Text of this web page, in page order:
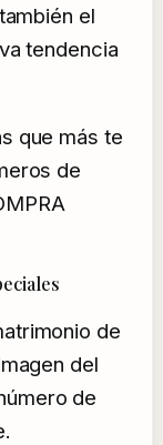
el
tendencia
que más te
de
de
del
de